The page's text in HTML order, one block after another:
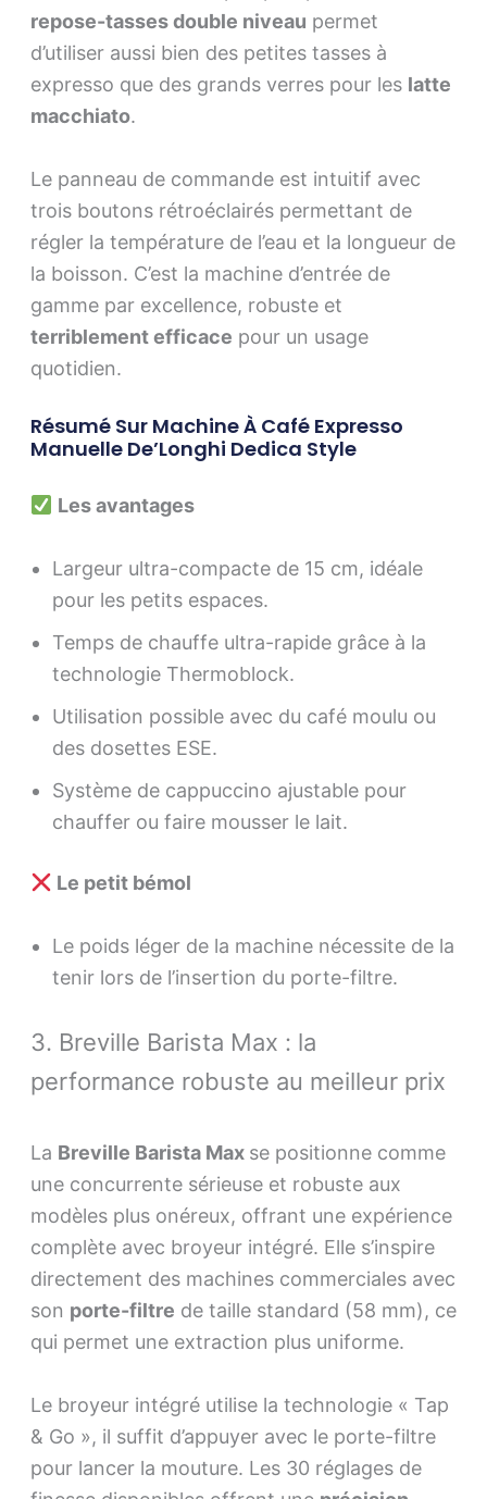
repose-tasses double niveau permet
d’utiliser aussi bien des petites tasses à
expresso que des grands verres pour les latte
macchiato.
Le panneau de commande est intuitif avec
trois boutons rétroéclairés permettant de
régler la température de l’eau et la longueur de
la boisson. C’est la machine d’entrée de
gamme par excellence, robuste et
terriblement efficace pour un usage
quotidien.
Résumé Sur Machine À Café Expresso
Manuelle De’Longhi Dedica Style
Les avantages
Largeur ultra-compacte de 15 cm, idéale
pour les petits espaces.
Temps de chauffe ultra-rapide grâce à la
technologie Thermoblock.
Utilisation possible avec du café moulu ou
des dosettes ESE.
Système de cappuccino ajustable pour
chauffer ou faire mousser le lait.
Le petit bémol
Le poids léger de la machine nécessite de la
tenir lors de l’insertion du porte-filtre.
3. Breville Barista Max : la
performance robuste au meilleur prix
La Breville Barista Max se positionne comme
une concurrente sérieuse et robuste aux
modèles plus onéreux, offrant une expérience
complète avec broyeur intégré. Elle s’inspire
directement des machines commerciales avec
son porte-filtre de taille standard (58 mm), ce
qui permet une extraction plus uniforme.
Le broyeur intégré utilise la technologie « Tap
& Go », il suffit d’appuyer avec le porte-filtre
pour lancer la mouture. Les 30 réglages de